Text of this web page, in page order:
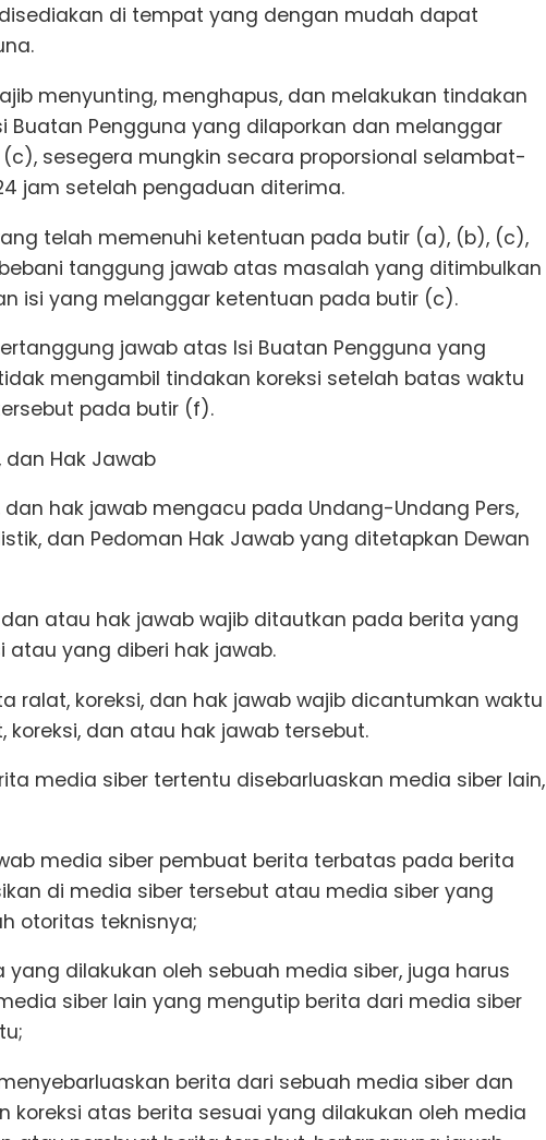
di tempat yang dengan mudah dapat
menyunting, menghapus, dan melakukan tindakan
Buatan Pengguna yang dilaporkan dan melanggar
sesegera mungkin secara proporsional selambat-
jam setelah pengaduan diterima.
telah memenuhi ketentuan pada butir (a), (b), (c),
tanggung jawab atas masalah yang ditimbulkan
isi yang melanggar ketentuan pada butir (c).
jawab atas Isi Buatan Pengguna yang
mengambil tindakan koreksi setelah batas waktu
pada butir (f).
dan Hak Jawab
dan hak jawab mengacu pada Undang-Undang Pers,
dan Pedoman Hak Jawab yang ditetapkan Dewan
dan atau hak jawab wajib ditautkan pada berita yang
atau yang diberi hak jawab.
ralat, koreksi, dan hak jawab wajib dicantumkan waktu
koreksi, dan atau hak jawab tersebut.
media siber tertentu disebarluaskan media siber lain,
media siber pembuat berita terbatas pada berita
di media siber tersebut atau media siber yang
otoritas teknisnya;
yang dilakukan oleh sebuah media siber, juga harus
siber lain yang mengutip berita dari media siber
berita dari sebuah media siber dan
koreksi atas berita sesuai yang dilakukan oleh media